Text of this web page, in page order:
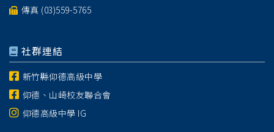
傳真 (03)559-5765
社群連結
新竹縣仰德高級中學
仰德、山崎校友聯合會
仰德高級中學 IG